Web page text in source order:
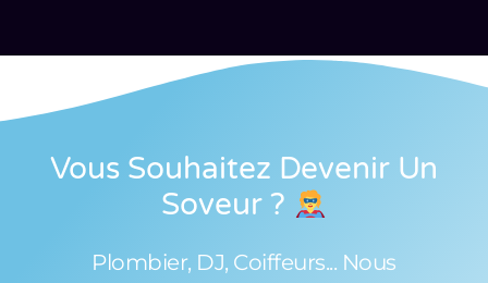
Vous Souhaitez Devenir Un
Soveur ?
Plombier, DJ, Coiffeurs... Nous